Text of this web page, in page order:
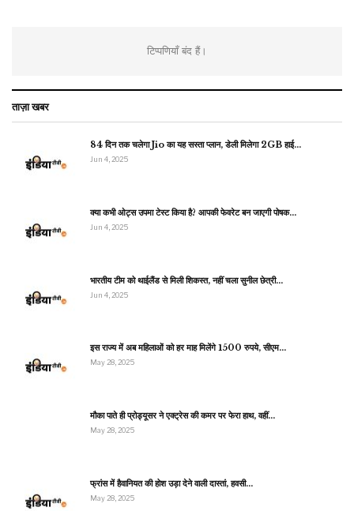
टिप्पणियाँ बंद हैं।
ताज़ा खबर
84 दिन तक चलेगा Jio का यह सस्ता प्लान, डेली मिलेगा 2GB हाई…
Jun 4, 2025
क्या कभी ओट्स उपमा टेस्ट किया है? आपकी फेवरेट बन जाएगी पोषक…
Jun 4, 2025
भारतीय टीम को थाईलैंड से मिली शिकस्त, नहीं चला सुनील छेत्री…
Jun 4, 2025
इस राज्य में अब महिलाओं को हर माह मिलेंगे 1500 रुपये, सीएम…
May 28, 2025
मौका पाते ही प्रोड्यूसर ने एक्ट्रेस की कमर पर फेरा हाथ, वहीं…
May 28, 2025
फ्रांस में हैवानियत की होश उड़ा देने वाली दास्तां, हवसी…
May 28, 2025